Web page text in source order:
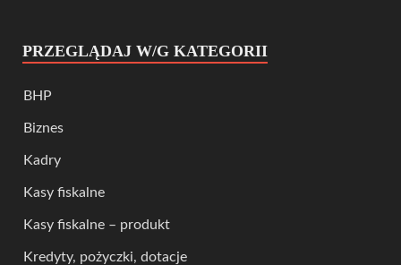
PRZEGLĄDAJ W/G KATEGORII
BHP
Biznes
Kadry
Kasy fiskalne
Kasy fiskalne – produkt
Kredyty, pożyczki, dotacje